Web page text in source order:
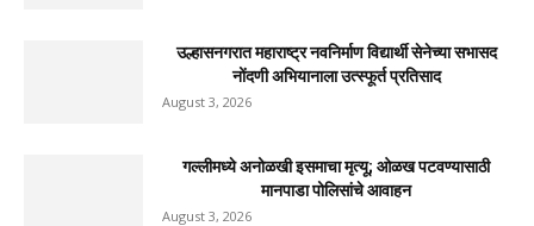
उल्हासनगरात महाराष्ट्र नवनिर्माण विद्यार्थी सेनेच्या सभासद
नोंदणी अभियानाला उत्स्फूर्त प्रतिसाद
August 3, 2026
गल्लीमध्ये अनोळखी इसमाचा मृत्यू; ओळख पटवण्यासाठी
मानपाडा पोलिसांचे आवाहन
August 3, 2026